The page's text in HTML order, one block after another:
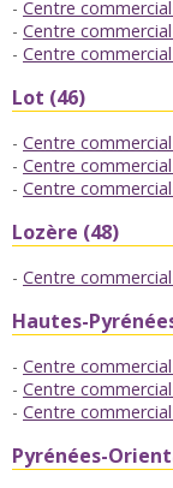
Centre
Centre
Centre
Lot (46)
Centre
Centre
Centre
Lozère (48)
Centre
Hautes-
Centre
Centre
Centre
Pyrénées-